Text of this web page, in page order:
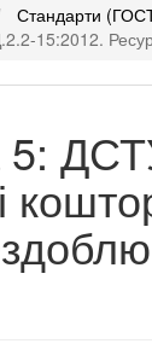
Стандарти
15:2012.